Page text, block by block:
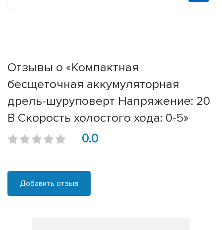
Отзывы о «Компактная
бесщеточная аккумуляторная
дрель-шуруповерт Напряжение: 20
В Скорость холостого хода: 0-5»
0.0
Добавить отзыв